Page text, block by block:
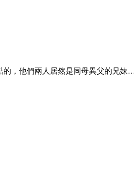
，他們兩人居然是同母異父的兄